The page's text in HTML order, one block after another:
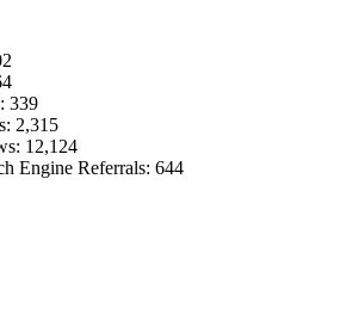
339
2,315
12,124
Engine Referrals: 644